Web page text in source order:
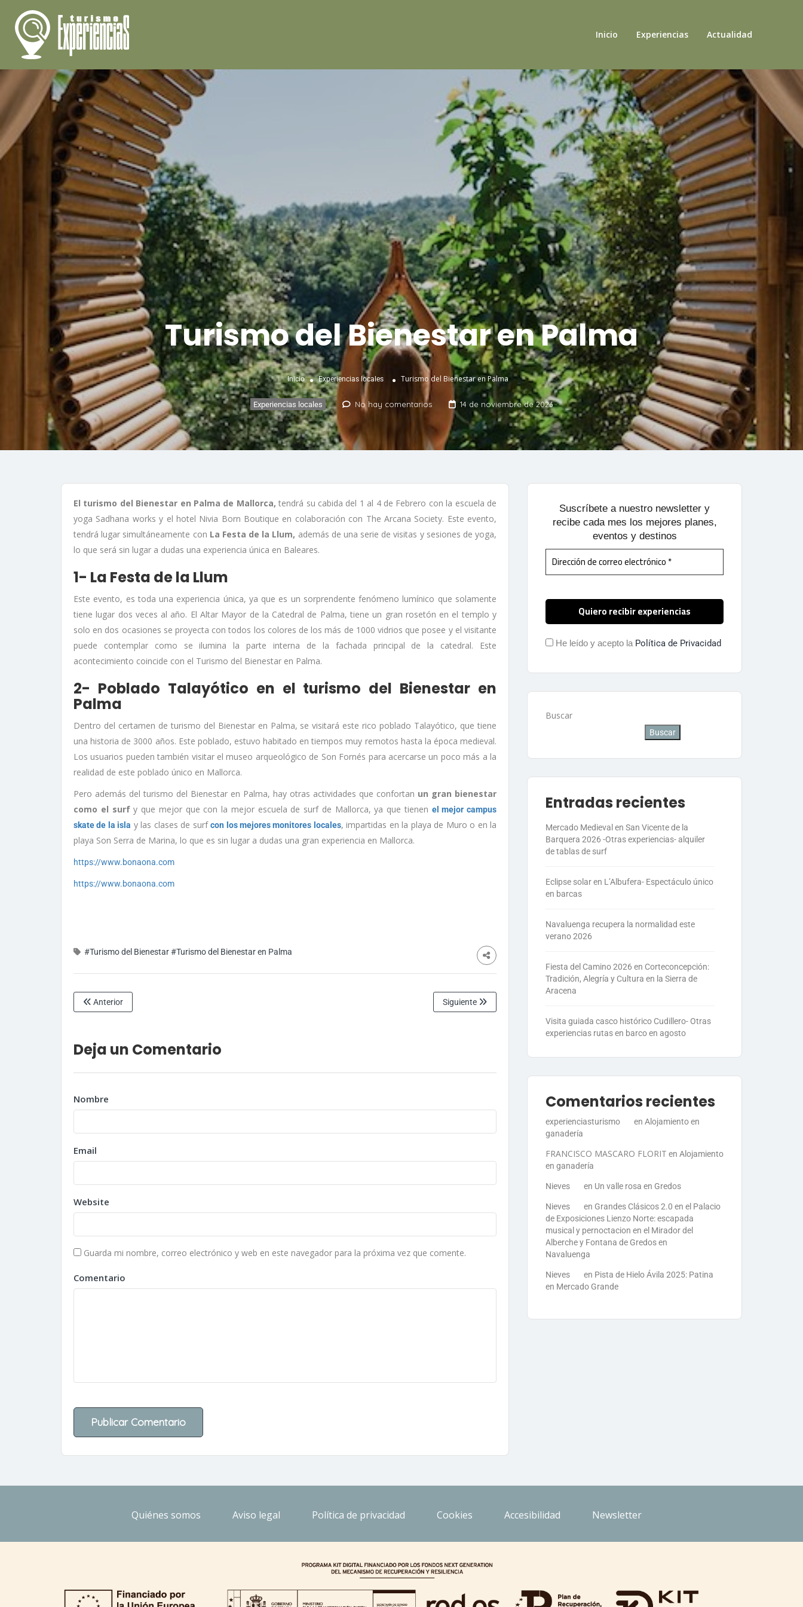
Inicio Experiencias Actualidad
Turismo del Bienestar en Palma
Inicio Experiencias locales Turismo del Bienestar en Palma
Experiencias locales No hay comentarios 14 de noviembre de 2023
El turismo del Bienestar en Palma de Mallorca, tendrá su cabida del 1 al 4 de Febrero con la escuela de
yoga Sadhana works y el hotel Nivia Born Boutique en colaboración con The Arcana Society. Este evento,
tendrá lugar simultáneamente con La Festa de la Llum, además de una serie de visitas y sesiones de yoga,
lo que será sin lugar a dudas una experiencia única en Baleares.
1- La Festa de la Llum
Este evento, es toda una experiencia única, ya que es un sorprendente fenómeno lumínico que solamente
tiene lugar dos veces al año. El Altar Mayor de la Catedral de Palma, tiene un gran rosetón en el templo y
solo en dos ocasiones se proyecta con todos los colores de los más de 1000 vidrios que posee y el visitante
puede contemplar como se ilumina la parte interna de la fachada principal de la catedral. Este
acontecimiento coincide con el Turismo del Bienestar en Palma.
2- Poblado Talayótico en el turismo del Bienestar en
Palma
Dentro del certamen de turismo del Bienestar en Palma, se visitará este rico poblado Talayótico, que tiene
una historia de 3000 años. Este poblado, estuvo habitado en tiempos muy remotos hasta la época medieval.
Los usuarios pueden también visitar el museo arqueológico de Son Fornés para acercarse un poco más a la
realidad de este poblado único en Mallorca.
Pero además del turismo del Bienestar en Palma, hay otras actividades que confortan un gran bienestar
como el surfy que mejor que con la mejor escuela de surf de Mallorca, ya que tienen el mejor campus
skate de la isla y las clases de surfcon los mejores monitores locales, impartidas en la playa de Muro o en la
playa Son Serra de Marina, lo que es sin lugar a dudas una gran experiencia en Mallorca.
https://www.bonaona.com
https://www.bonaona.com
#Turismo del Bienestar#Turismo del Bienestar en Palma
Anterior Siguiente
Deja un Comentario
Nombre
Email
Website
Guarda mi nombre, correo electrónico y web en este navegador para la próxima vez que comente.
Comentario
Suscríbete a nuestro newsletter y
recibe cada mes los mejores planes,
eventos y destinos
He leído y acepto la Política de Privacidad
Buscar
Buscar
Entradas recientes
Mercado Medieval en San Vicente de la
Barquera 2026 -Otras experiencias- alquiler
de tablas de surf
Eclipse solar en L’Albufera- Espectáculo único
en barcas
Navaluenga recupera la normalidad este
verano 2026
Fiesta del Camino 2026 en Corteconcepción:
Tradición, Alegría y Cultura en la Sierra de
Aracena
Visita guiada casco histórico Cudillero- Otras
experiencias rutas en barco en agosto
Comentarios recientes
experienciasturismo en Alojamiento en
ganadería
FRANCISCO MASCARO FLORIT en Alojamiento
en ganadería
Nieves en Un valle rosa en Gredos
Nieves en Grandes Clásicos 2.0 en el Palacio
de Exposiciones Lienzo Norte: escapada
musical y pernoctacion en el Mirador del
Alberche y Fontana de Gredos en
Navaluenga
Nieves en Pista de Hielo Ávila 2025: Patina
en Mercado Grande
Quiénes somos Aviso legal Política de privacidad Cookies Accesibilidad Newsletter